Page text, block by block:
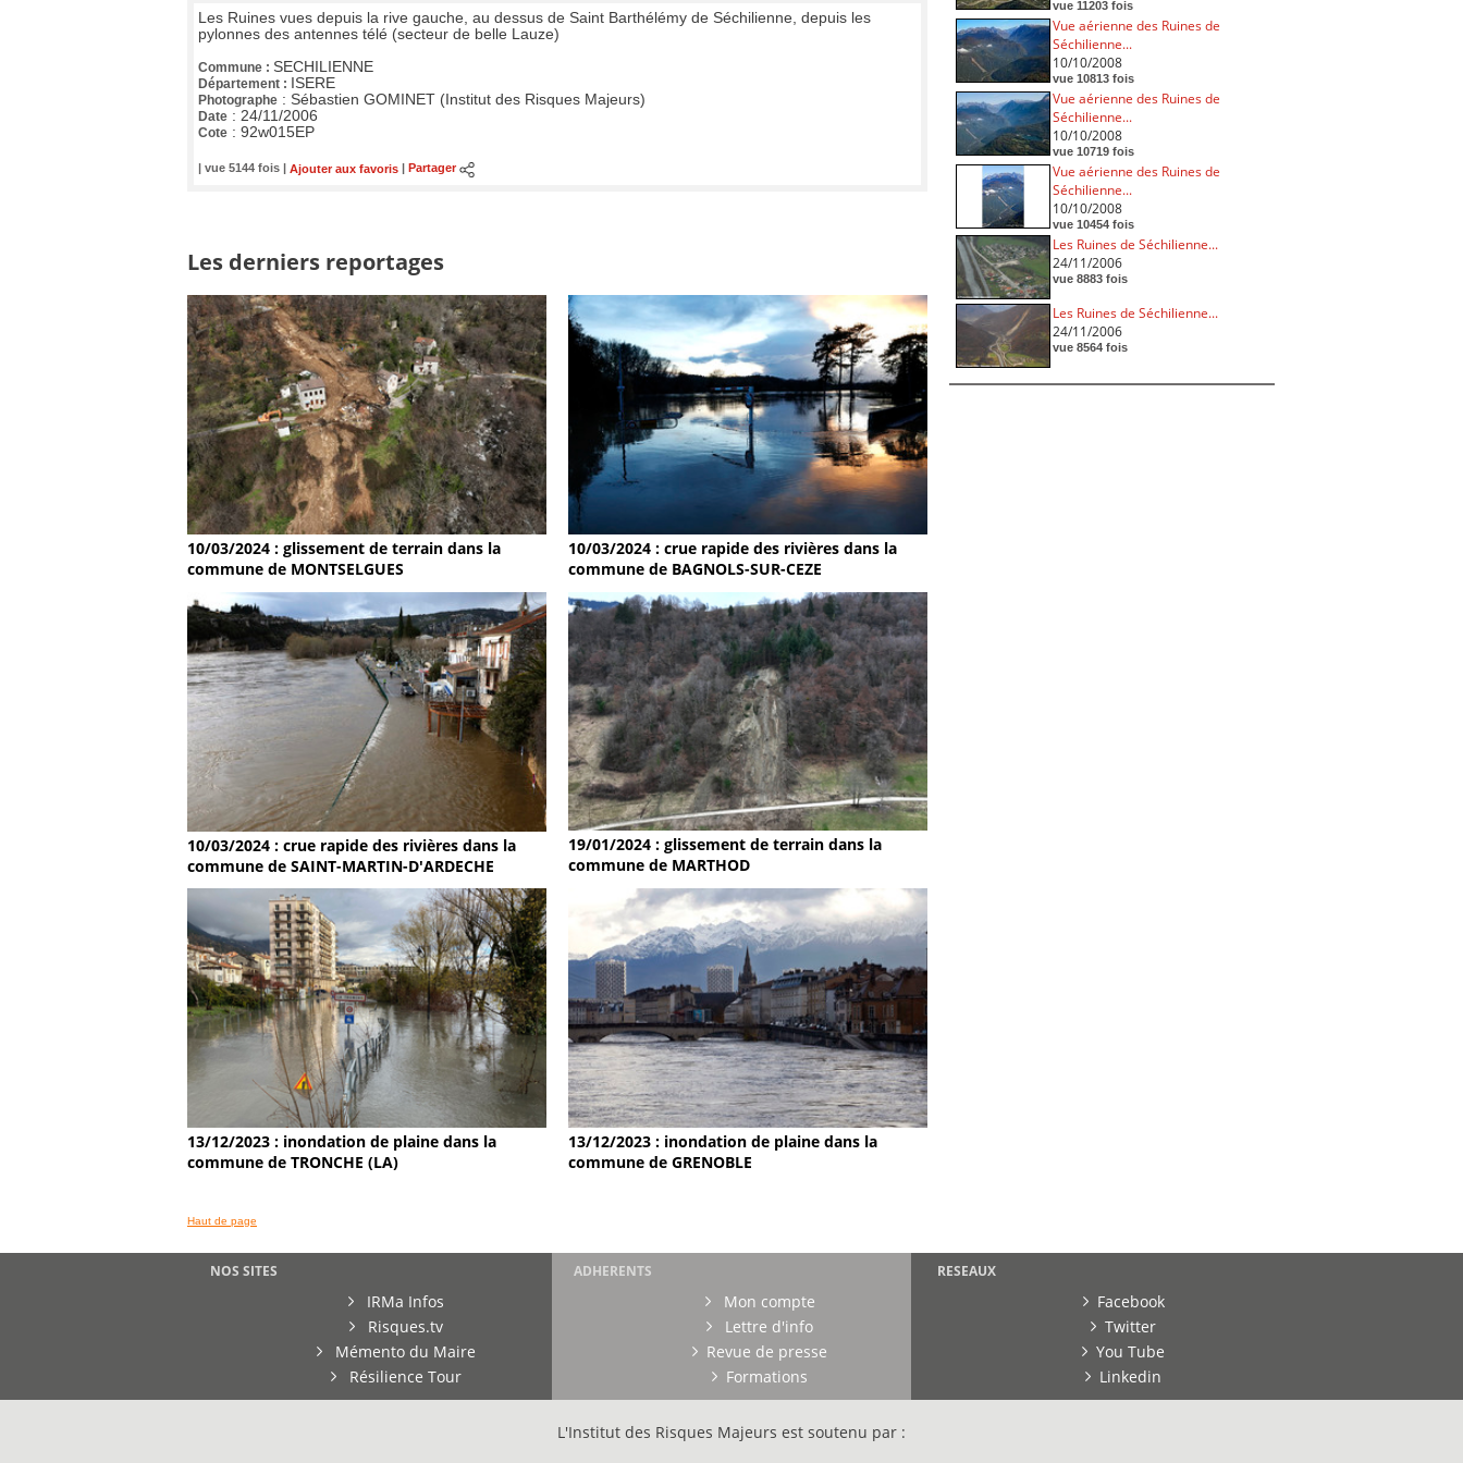
Les Ruines vues depuis la rive gauche, au dessus de Saint Barthélémy de Séchilienne, depuis les
pylonnes des antennes télé (secteur de belle Lauze)
Commune : SECHILIENNE
Département : ISERE
Photographe : Sébastien GOMINET (Institut des Risques Majeurs)
Date : 24/11/2006
Cote : 92w015EP
| vue 5144 fois | Ajouter aux favoris Partager
Les derniers reportages
10/03/2024 : glissement de terrain dans la
commune de MONTSELGUES
10/03/2024 : crue rapide des rivières dans la
commune de BAGNOLS-SUR-CEZE
10/03/2024 : crue rapide des rivières dans la
commune de SAINT-MARTIN-D'ARDECHE
19/01/2024 : glissement de terrain dans la
commune de MARTHOD
13/12/2023 : inondation de plaine dans la
commune de TRONCHE (LA)
13/12/2023 : inondation de plaine dans la
commune de GRENOBLE
vue 11203 fois
Vue aérienne des Ruines de
Séchilienne...
10/10/2008
vue 10813 fois
Vue aérienne des Ruines de
Séchilienne...
10/10/2008
vue 10719 fois
Vue aérienne des Ruines de
Séchilienne...
10/10/2008
vue 10454 fois
Les Ruines de Séchilienne...
24/11/2006
vue 8883 fois
Les Ruines de Séchilienne...
24/11/2006
vue 8564 fois
Haut de page
NOS SITES
IRMa Infos
Risques.tv
Mémento du Maire
Résilience Tour
ADHERENTS
Mon compte
Lettre d'info
Revue de presse
Formations
RESEAUX
Facebook
Twitter
You Tube
Linkedin
L'Institut des Risques Majeurs est soutenu par :